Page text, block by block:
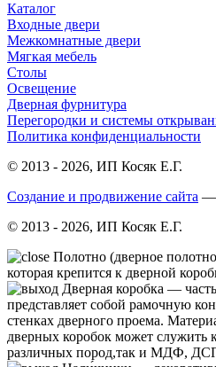
Каталог
Входные двери
Межкомнатные двери
Мягкая мебель
Столы
Освещение
Дверная фурнитура
Перегородки и системы
Политика конфиденциальности
© 2013 - 2026, ИП Косяк Е.Г.
Создание и продвижение сайта —
© 2013 - 2026, ИП Косяк Е.Г.
Полотно (дверное
которая крепится к дверной
Дверная коробка —
представляет собой рамочную
стенках дверного проема.
дверных коробок может служить
различных пород,так и МДФ,